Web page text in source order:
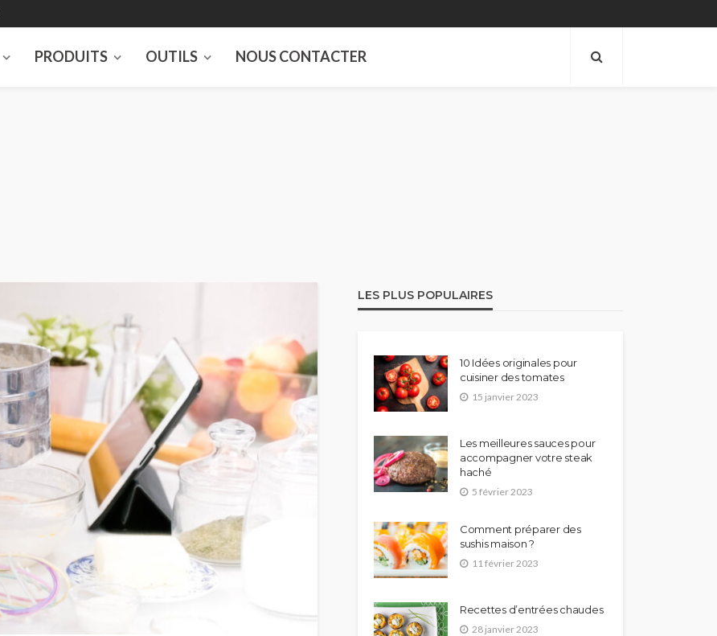
PRODUITS OUTILS NOUS CONTACTER
LES PLUS POPULAIRES
10 Idées originales pour
cuisiner des tomates
15 janvier 2023
Les meilleures sauces pour
accompagner votre steak
haché
5 février 2023
Comment préparer des
sushis maison ?
11 février 2023
Recettes d’entrées chaudes
28 janvier 2023